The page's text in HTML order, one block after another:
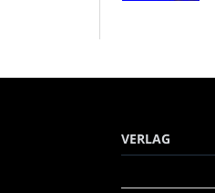
VERLAG